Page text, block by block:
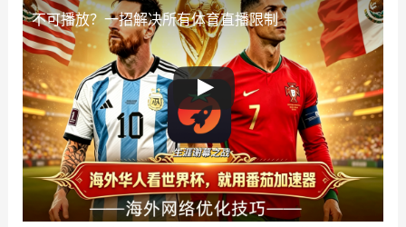
不可播放？一招解决所有体育直播限制